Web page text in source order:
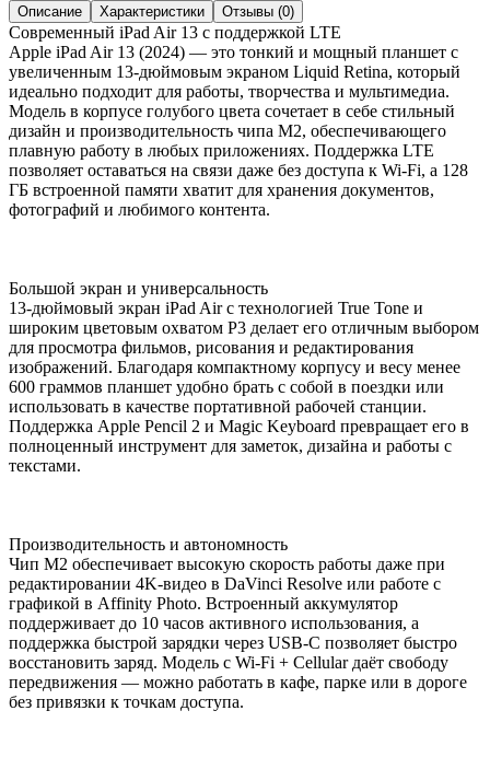
Описание Характеристики Отзывы (0)
Современный iPad Air 13 с поддержкой LTE
Apple iPad Air 13 (2024) — это тонкий и мощный планшет с
увеличенным 13-дюймовым экраном Liquid Retina, который
идеально подходит для работы, творчества и мультимедиа.
Модель в корпусе голубого цвета сочетает в себе стильный
дизайн и производительность чипа M2, обеспечивающего
плавную работу в любых приложениях. Поддержка LTE
позволяет оставаться на связи даже без доступа к Wi-Fi, а 128
ГБ встроенной памяти хватит для хранения документов,
фотографий и любимого контента.
Большой экран и универсальность
13-дюймовый экран iPad Air с технологией True Tone и
широким цветовым охватом P3 делает его отличным выбором
для просмотра фильмов, рисования и редактирования
изображений. Благодаря компактному корпусу и весу менее
600 граммов планшет удобно брать с собой в поездки или
использовать в качестве портативной рабочей станции.
Поддержка Apple Pencil 2 и Magic Keyboard превращает его в
полноценный инструмент для заметок, дизайна и работы с
текстами.
Производительность и автономность
Чип M2 обеспечивает высокую скорость работы даже при
редактировании 4K-видео в DaVinci Resolve или работе с
графикой в Affinity Photo. Встроенный аккумулятор
поддерживает до 10 часов активного использования, а
поддержка быстрой зарядки через USB-C позволяет быстро
восстановить заряд. Модель с Wi-Fi + Cellular даёт свободу
передвижения — можно работать в кафе, парке или в дороге
без привязки к точкам доступа.